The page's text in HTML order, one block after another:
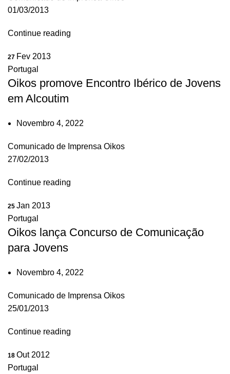
01/03/2013
Continue reading
27 Fev 2013
Portugal
Oikos promove Encontro Ibérico de Jovens
em Alcoutim
Novembro 4, 2022
Comunicado de Imprensa Oikos
27/02/2013
Continue reading
25 Jan 2013
Portugal
Oikos lança Concurso de Comunicação
para Jovens
Novembro 4, 2022
Comunicado de Imprensa Oikos
25/01/2013
Continue reading
18 Out 2012
Portugal